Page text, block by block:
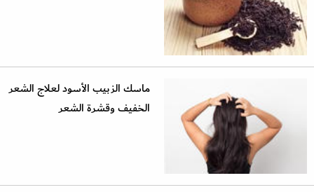
ماسك الزبيب الأسود لعلاج الشعر
الخفيف وقشرة الشعر